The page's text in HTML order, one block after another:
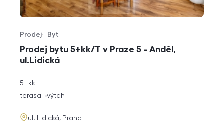
Prodej bytu 5+kk/T v Praze 5 - Anděl,
ul.Lidická
Typ nabídky
Prodej
Typ nemovitosti
Byt
rozměry
dispozice
5+kk
funkce
terasa výtah
adresa
ul. Lidická, Praha